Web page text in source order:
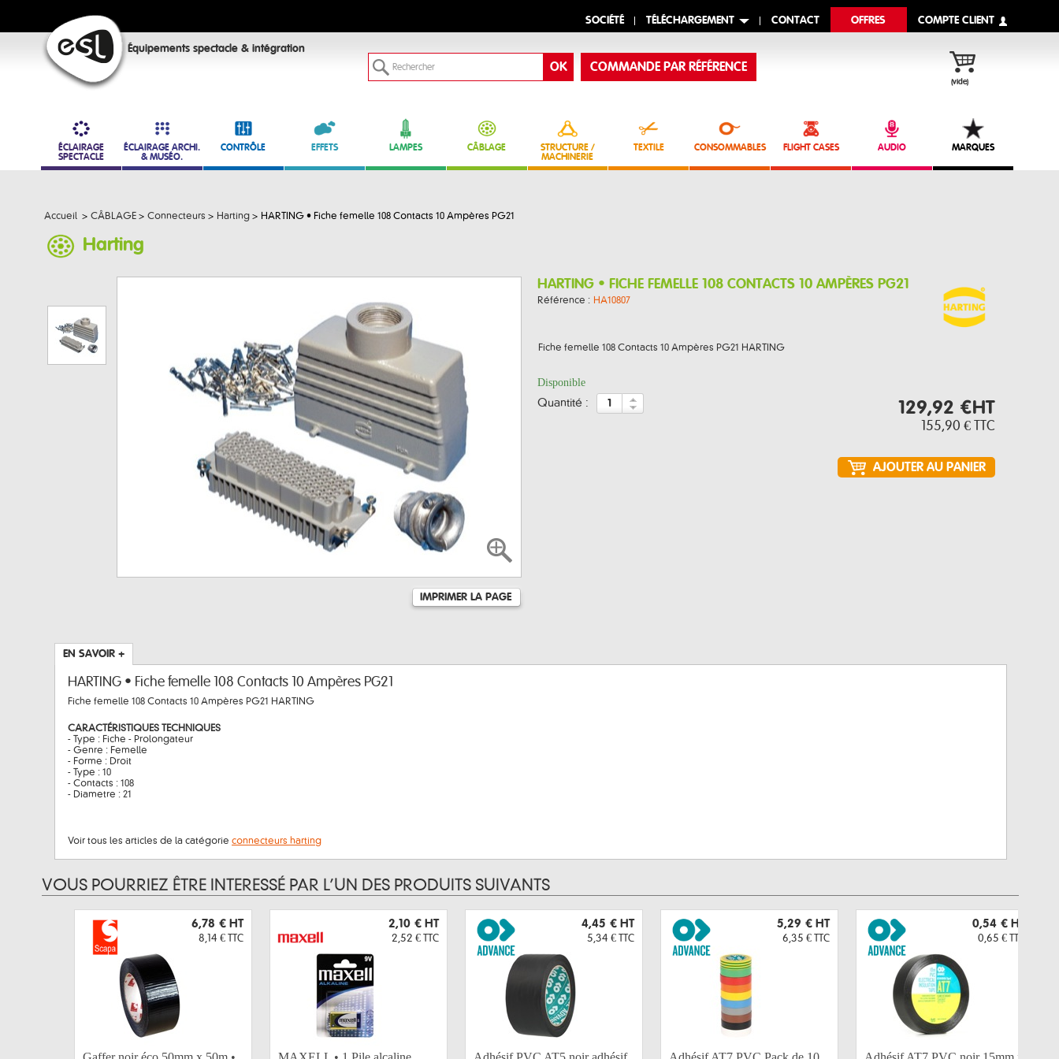
SOCIÉTÉ TÉLÉCHARGEMENT CONTACT OFFRES COMPTE CLIENT
Équipements spectacle & intégration
(vide)
COMMANDE PAR RÉFÉRENCE
ÉCLAIRAGE
SPECTACLE
ÉCLAIRAGE ARCHI.
& MUSÉO.
CONTRÔLE EFFETS LAMPES CÂBLAGE
STRUCTURE /
MACHINERIE
TEXTILE CONSOMMABLES FLIGHT CASES AUDIO MARQUES
Accueil > CÂBLAGE > Connecteurs > Harting > HARTING • Fiche femelle 108 Contacts 10 Ampères PG21
Harting
IMPRIMER LA PAGE
HARTING • FICHE FEMELLE 108 CONTACTS 10 AMPÈRES PG21
Référence : HA10807
Fiche femelle 108 Contacts 10 Ampères PG21 HARTING
Disponible
quantité : 129,92 €HT
155,90 € TTC
EN SAVOIR +
HARTING • Fiche femelle 108 Contacts 10 Ampères PG21
Fiche femelle 108 Contacts 10 Ampères PG21 HARTING
CARACTÉRISTIQUES TECHNIQUES
- Type : Fiche - Prolongateur
- Genre : Femelle
- Forme : Droit
- Type : 10
- Contacts : 108
- Diametre : 21
Voir tous les articles de la catégorie connecteurs harting
VOUS POURRIEZ ÊTRE INTERESSÉ PAR L’UN DES PRODUITS SUIVANTS
6,78 € HT
8,14 € TTC
2,10 € HT
2,52 € TTC
4,45 € HT
5,34 € TTC
5,29 € HT
6,35 € TTC
0,54 € HT
0,65 € TTC